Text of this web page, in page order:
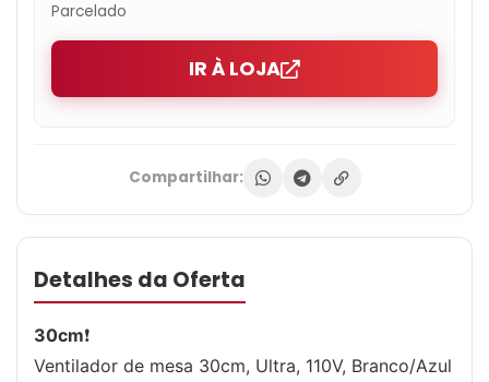
Parcelado
IR À LOJA
Compartilhar:
Detalhes da Oferta
30cm❗
Ventilador de mesa 30cm, Ultra, 110V, Branco/Azul